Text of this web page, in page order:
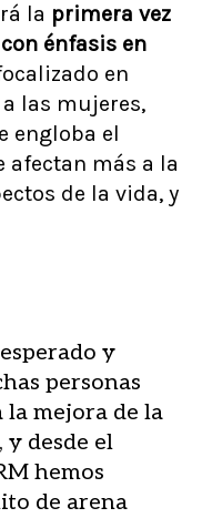
la primera vez
énfasis en
en
las mujeres,
engloba el
afectan más a la
de la vida, y
y
personas
la mejora de la
y desde el
hemos
de arena